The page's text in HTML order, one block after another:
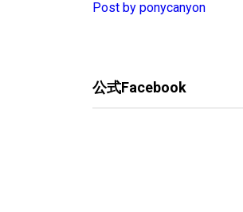
Post by ponycanyon
公式Facebook